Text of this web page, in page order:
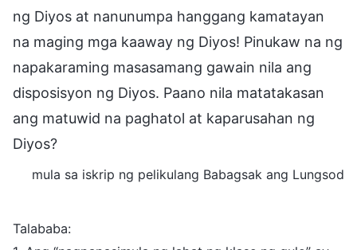
ng Diyos at nanunumpa hanggang kamatayan
na maging mga kaaway ng Diyos! Pinukaw na ng
napakaraming masasamang gawain nila ang
disposisyon ng Diyos. Paano nila matatakasan
ang matuwid na paghatol at kaparusahan ng
Diyos?
mula sa iskrip ng pelikulang Babagsak ang Lungsod
Talababa: